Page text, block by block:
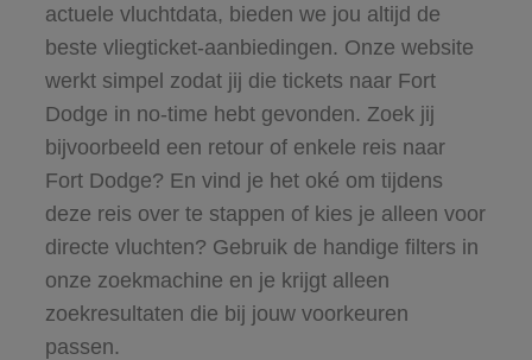
actuele vluchtdata, bieden we jou altijd de
beste vliegticket-aanbiedingen. Onze website
werkt simpel zodat jij die tickets naar Fort
Dodge in no-time hebt gevonden. Zoek jij
bijvoorbeeld een retour of enkele reis naar
Fort Dodge? En vind je het oké om tijdens
deze reis over te stappen of kies je alleen voor
directe vluchten? Gebruik de handige filters in
onze zoekmachine en je krijgt alleen
zoekresultaten die bij jouw voorkeuren
passen.